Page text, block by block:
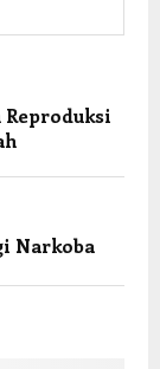
Narkoba